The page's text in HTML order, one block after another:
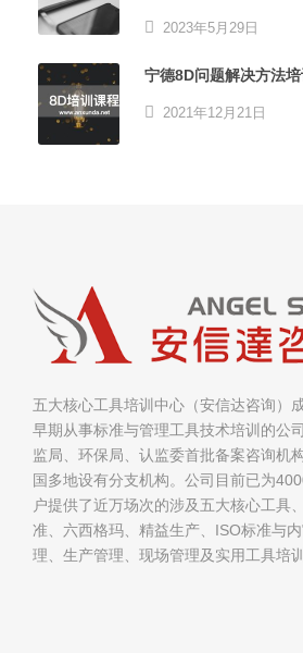
2023年5月29日
宁德8D问题解决方法
2021年12月21日
五大核心工具培训中心（安信达咨询）
早期从事标准与管理工具技术培训的公
监局、环保局、认监委首批备案咨询机
国多地设有分支机构。公司目前已为
户提供了近万场次的涉及五大核心工具
准、六西格玛、精益生产、ISO标准与
理、生产管理、现场管理及实用工具培训